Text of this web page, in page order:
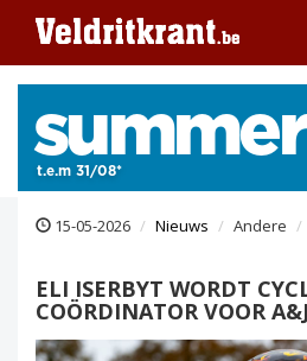
15-05-2026 Nieuws Andere
ELI ISERBYT WORDT
COÖRDINATOR VOOR